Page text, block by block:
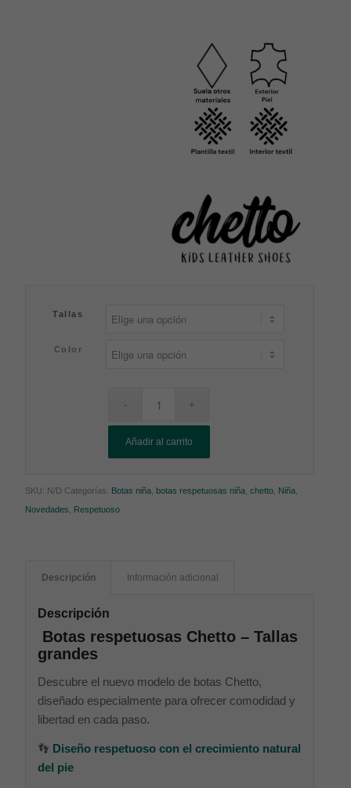
Tallas
Color
Añadir al carrito
SKU: N/D Categorías: Botas niña botas respetuosas niña ,chetto Niña
Novedades
Respetuoso
Descripción Información adicional
Descripción
Botas respetuosas Chetto – Tallas
grandes
Descubre el nuevo modelo de botas Chetto,
diseñado especialmente para ofrecer comodidad y
libertad en cada paso.
👣 Diseño respetuoso con el crecimiento natural
del pie